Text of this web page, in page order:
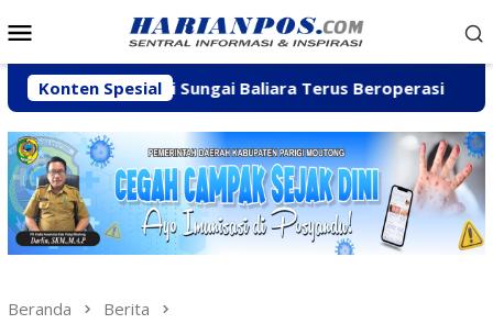
ke
Mobile
Konten Spesial
C di Sungai Baliara Terus Beroperasi Arpan
Beranda Berita